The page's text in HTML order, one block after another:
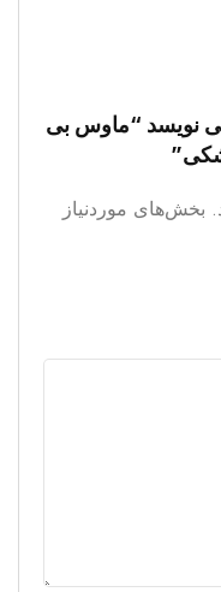
نویسد “ماوس بی
بخش‌های موردنیاز